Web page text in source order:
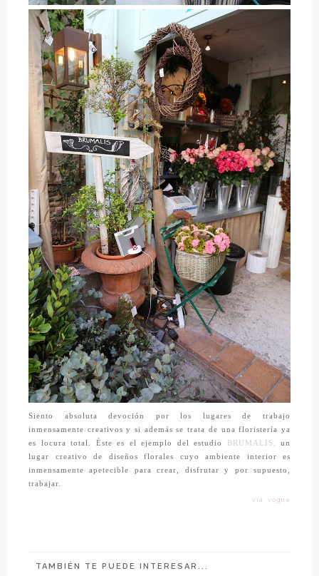
Siento absoluta devoción por los lugares de trabajo
inmensamente creativos y si además se trata de una floristería ya
es locura total. Éste es el ejemplo del estudio
BRUMALIS,
un
lugar creativo de diseños florales cuyo ambiente interior es
inmensamente apetecible para crear, disfrutar y por supuesto,
trabajar.
vía: vogue
TAMBIÉN TE PUEDE INTERESAR...